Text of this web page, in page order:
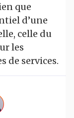
que
d’une
celle du
les
de services.